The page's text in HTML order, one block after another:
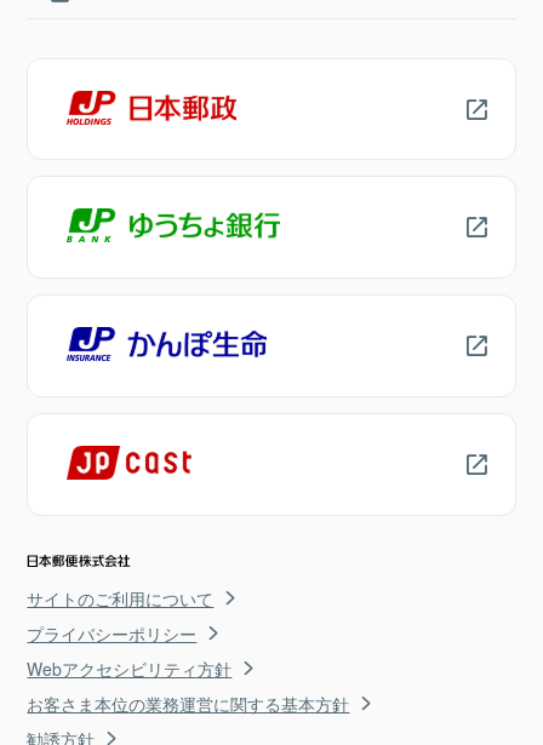
サイトのご利用について
プライバシーポリシー
Webアクセシビリティ方針
お客さま本位の業務運営に関する基本方針
勧誘方針